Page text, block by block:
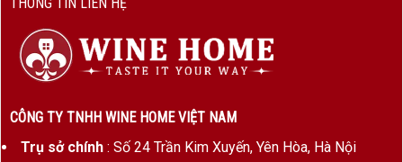
CÔNG TY TNHH WINE HOME VIỆT NAM
Trụ sở chính: Số 24 Trần Kim Xuyến, Yên Hòa, Hà Nội